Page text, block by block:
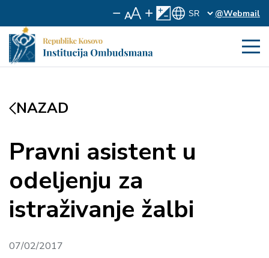
@Webmail
NAZAD
Pravni asistent u
odeljenju za
istraživanje žalbi
07/02/2017